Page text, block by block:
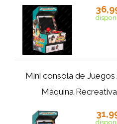
Mini consola de
Máquina